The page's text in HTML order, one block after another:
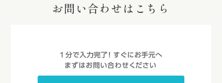
お問い合わせはこちら